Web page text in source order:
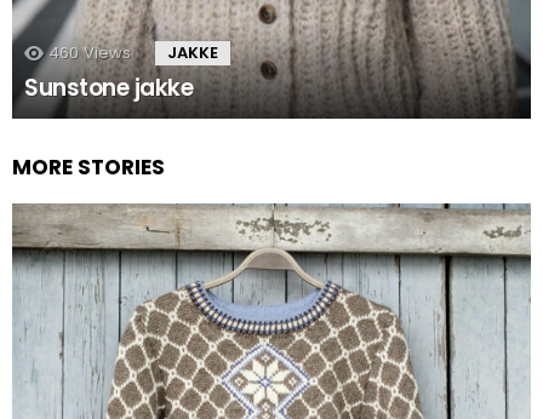
460 Views JAKKE
Sunstone jakke
MORE STORIES